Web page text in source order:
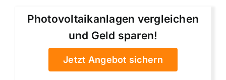
Photovoltaikanlagen vergleichen
und Geld sparen!
Jetzt Angebot sichern